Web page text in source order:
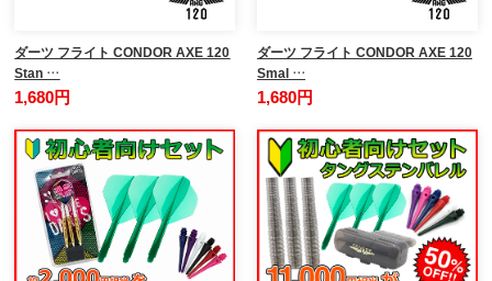
ダーツ フライト CONDOR AXE 120
Stan …
1,680円
ダーツ フライト CONDOR AXE 120
Smal …
1,680円